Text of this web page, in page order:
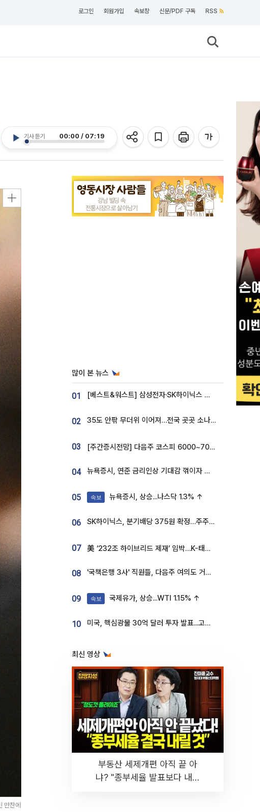
로그인 회원가입 속보창 신문/PDF 구독 RSS
기사 듣기 00:00 / 07:19
만찬에
많이 본 뉴스
01 [베스트&워스트] 삼성전자·SK하이닉스 밀린 한 주…상상인증권은 85% 급등
02 35도 안팎 무더위 이어져…전국 곳곳 소나기 [오늘 날씨]
03 [주간증시전망] 다음주 코스피 6000~7000⋯“外人 수급은 정책이 변수”
04 뉴욕증시, 연준 금리인상 기대감 꺾이자 상승...S&P500 사상 최고치 [종합]
05 속보 뉴욕증시, 상승...나스닥 1.3% ↑
06 SK하이닉스, 분기배당 375원 확정…주주환원책 9월로 앞당겨 발표
07 美 ‘232조 하이브리드 제재’ 임박…K-태양광, 불확실성 털고 날개 다나
08 '국책은행 3사' 직원들, 다음주 여의도 거리 나서는 까닭은
09 속보 국제유가, 상승...WTI 1.15% ↑
10 미국, 핵심광물 30억 달러 투자 발표...고려아연 대미투자 언급
최신 영상
부동산 세제개편 아직 끝 아
냐? "종부세율 발표보다 내릴